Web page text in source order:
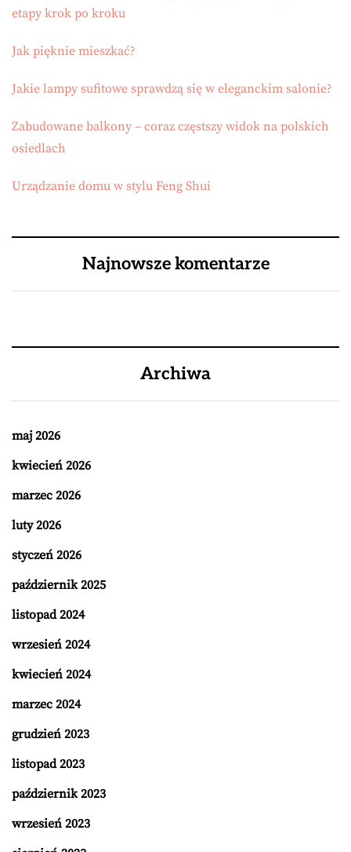
etapy krok po kroku
Jak pięknie mieszkać?
Jakie lampy sufitowe sprawdzą się w eleganckim salonie?
Zabudowane balkony – coraz częstszy widok na polskich
osiedlach
Urządzanie domu w stylu Feng Shui
Najnowsze komentarze
Archiwa
maj 2026
kwiecień 2026
marzec 2026
luty 2026
styczeń 2026
październik 2025
listopad 2024
wrzesień 2024
kwiecień 2024
marzec 2024
grudzień 2023
listopad 2023
październik 2023
wrzesień 2023